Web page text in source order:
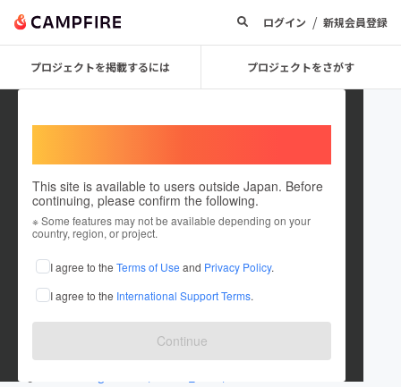
ログイン / 新規会員登録
プロジェクトを掲載するには プロジェクトをさがす
This site is available to users outside Japan. Before
continuing, please confirm the following.
※ Some features may not be available depending on your
country, region, or project.
I agree to the Terms of Use and Privacy Policy.
I agree to the International Support Terms.
Continue
votefor_chiba
これまでに1件のプロジェクトを投稿しています
在住国：日本 現在地：千葉県
出身国：日本 出身地：千葉県